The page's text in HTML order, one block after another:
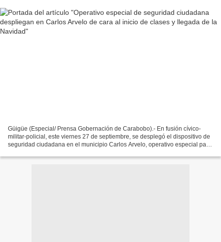
Güigüe (Especial/ Prensa Gobernación de Carabobo).- En fusión cívico-
militar-policial, este viernes 27 de septiembre, se desplegó el dispositivo de
seguridad ciudadana en el municipio Carlos Arvelo, operativo especial para